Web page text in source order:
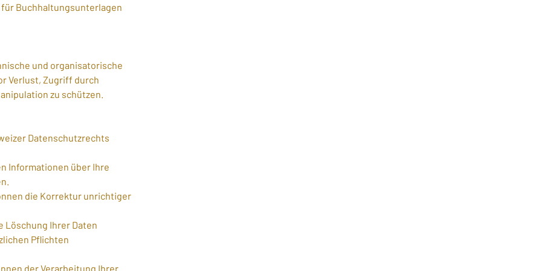
für Buchhaltungsunterlagen
und organisatorische
Verlust, Zugriff durch
zu schützen.
Datenschutzrechts
Informationen über Ihre
die Korrektur unrichtiger
Ihrer Daten
Pflichten
der Verarbeitung Ihrer